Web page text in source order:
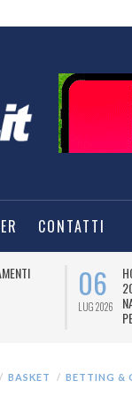
CONTATTI
TOTTENHAM-BETANO,
SPONSORIZZAZIONE. DAL
SARÀ ANCHE “REGIONAL
BASKET BETTING &